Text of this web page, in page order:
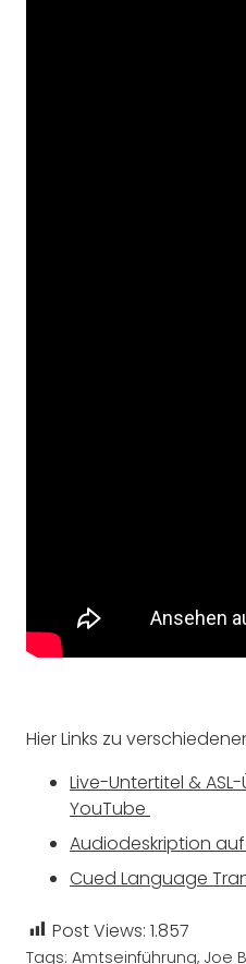
Hier Links zu
Live-Untertitel &
YouTube
Audiodeskription
Cued Language
Post Views: 1.857
Tags: Amtseinführung, Joe